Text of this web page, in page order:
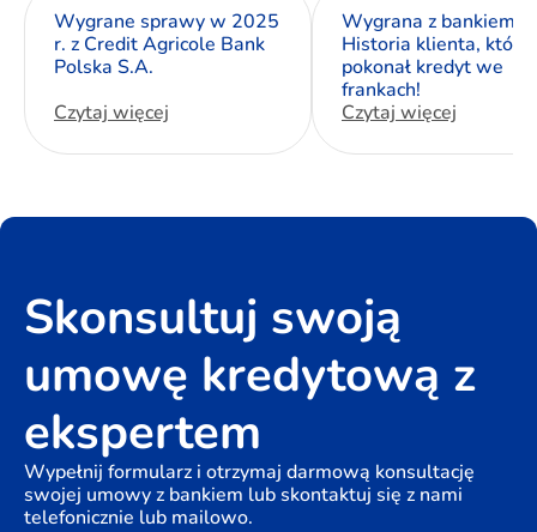
Wygrane sprawy w 2025
r. z Credit Agricole Bank
Polska S.A.
Czytaj więcej
Wygrana z bankiem:
Historia klienta, który
pokonał kredyt we
frankach!
Czytaj więcej
Skonsultuj swoją
umowę kredytową z
ekspertem
Wypełnij formularz i otrzymaj darmową konsultację
swojej umowy z bankiem lub skontaktuj się z nami
telefonicznie lub mailowo.